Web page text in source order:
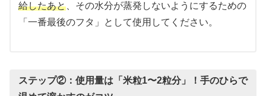
給したあと、その水分が蒸発しないようにするための
「一番最後のフタ」として使用してください。
ステップ②：使用量は「米粒1〜2粒分」！手のひらで